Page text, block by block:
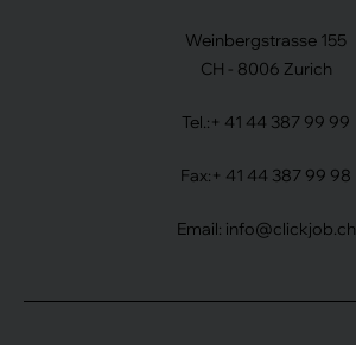
Weinbergstrasse 155
CH - 8006 Zurich
Tel.: + 41 44 387 99 99
Fax: + 41 44 387 99 98
Email: info@clickjob.ch